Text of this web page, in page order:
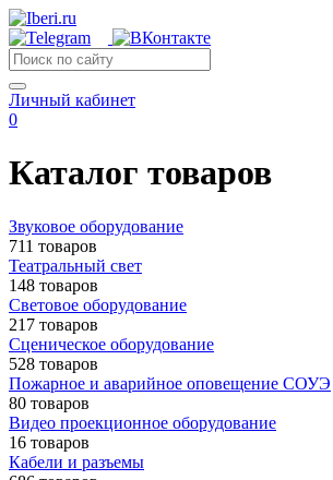
Личный кабинет
0
Каталог товаров
Звуковое оборудование
711 товаров
Театральный свет
148 товаров
Световое оборудование
217 товаров
Сценическое оборудование
528 товаров
Пожарное и аварийное оповещение СОУЭ
80 товаров
Видео проекционное оборудование
16 товаров
Кабели и разъемы